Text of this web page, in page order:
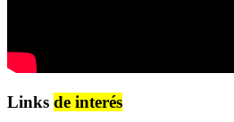
Links de interés